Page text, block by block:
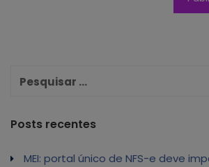
Posts recentes
MEI: portal único de NFS-e deve